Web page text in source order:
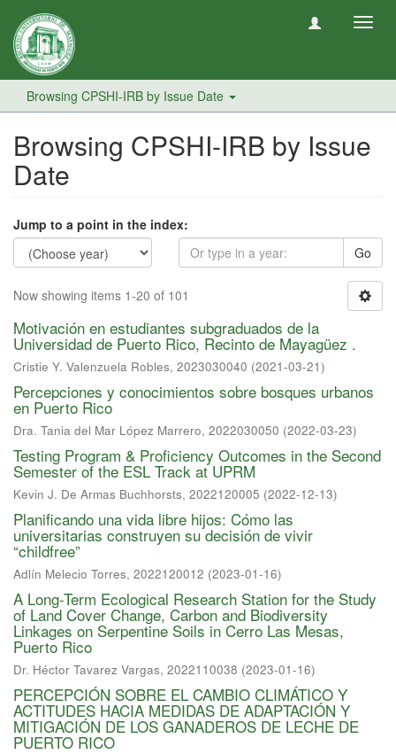
Browsing CPSHI-IRB by Issue Date
Browsing CPSHI-IRB by Issue
Date
Jump to a point in the index:
Go
Now showing items 1-20 of 101
Motivación en estudiantes subgraduados de la
Universidad de Puerto Rico, Recinto de Mayagüez .
Cristie Y. Valenzuela Robles, 2023030040 (2021-03-21)
Percepciones y conocimientos sobre bosques urbanos
en Puerto Rico
Dra. Tania del Mar López Marrero, 2022030050 (2022-03-23)
Testing Program & Proficiency Outcomes in the Second
Semester of the ESL Track at UPRM
Kevin J. De Armas Buchhorsts, 2022120005 (2022-12-13)
Planificando una vida libre hijos: Cómo las
universitarias construyen su decisión de vivir
“childfree”
Adlín Melecio Torres, 2022120012 (2023-01-16)
A Long-Term Ecological Research Station for the Study
of Land Cover Change, Carbon and Biodiversity
Linkages on Serpentine Soils in Cerro Las Mesas,
Puerto Rico
Dr. Héctor Tavarez Vargas, 2022110038 (2023-01-16)
PERCEPCIÓN SOBRE EL CAMBIO CLIMÁTICO Y
ACTITUDES HACIA MEDIDAS DE ADAPTACIÓN Y
MITIGACIÓN DE LOS GANADEROS DE LECHE DE
PUERTO RICO